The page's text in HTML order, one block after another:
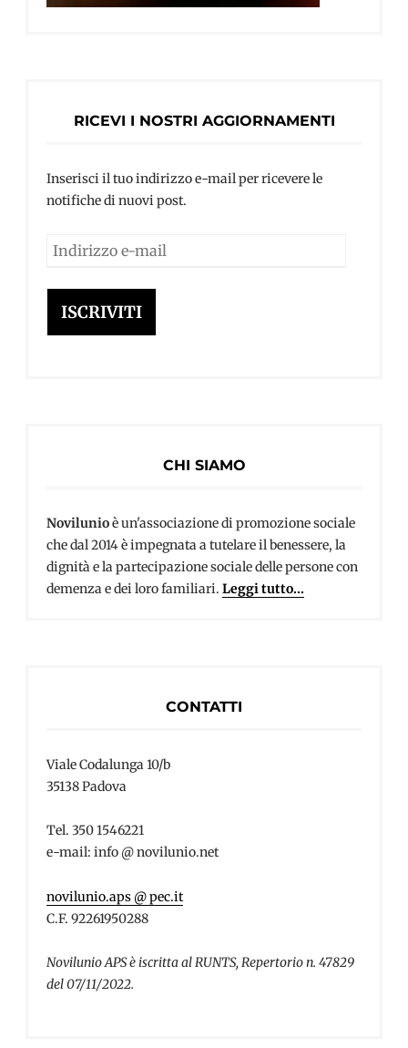
RICEVI I NOSTRI AGGIORNAMENTI
Inserisci il tuo indirizzo e-mail per ricevere le
notifiche di nuovi post.
Indirizzo
mail
ISCRIVITI
CHI SIAMO
Novilunioè un'associazione di promozione sociale
che dal 2014 è impegnata a tutelare il benessere, la
dignità e la partecipazione sociale delle persone con
demenza e dei loro familiari. Leggi tutto...
CONTATTI
Viale Codalunga 10/b
35138 Padova
Tel. 350 1546221
e-mail: info @ novilunio.net
novilunio.aps @ pec.it
C.F. 92261950288
Novilunio APS è iscritta al RUNTS, Repertorio n. 47829
del 07/11/2022.